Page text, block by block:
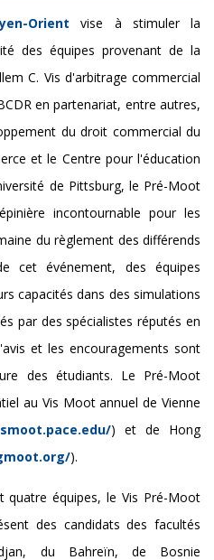
Orient vise à stimuler la
des équipes provenant de la
C. Vis d'arbitrage commercial
en partenariat, entre autres,
du droit commercial du
et le Centre pour l'éducation
de Pittsburg, le Pré-Moot
incontournable pour les
du règlement des différends
cet événement, des équipes
capacités dans des simulations
par des spécialistes réputés en
et les encouragements sont
des étudiants. Le Pré-Moot
au Vis Moot annuel de Vienne
) et de Hong
).
quatre équipes, le Vis Pré-Moot
des candidats des facultés
du Bahreïn, de Bosnie